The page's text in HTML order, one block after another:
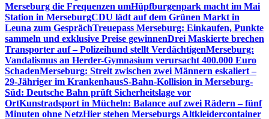
Merseburg die Frequenzen umHüpfburgenpark macht im Mai
Station in MerseburgCDU lädt auf dem Grünen Markt in
Leuna zum GesprächTreuepass Merseburg: Einkaufen, Punkte
sammeln und exklusive Preise gewinnenDrei Maskierte brechen
Transporter auf – Polizeihund stellt VerdächtigenMerseburg:
Vandalismus an Herder-Gymnasium verursacht 400.000 Euro
SchadenMerseburg: Streit zwischen zwei Männern eskaliert –
29-Jähriger im KrankenhausS-Bahn-Kollision in Merseburg-
Süd: Deutsche Bahn prüft Sicherheitslage vor
OrtKunstradsport in Mücheln: Balance auf zwei Rädern – fünf
Minuten ohne NetzHier stehen Merseburgs Altkleidercontainer